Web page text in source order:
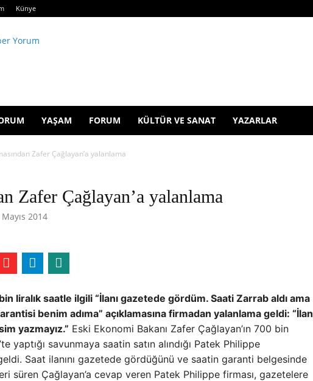
Künye
YAŞAM FORUM KÜLTÜR VE SANAT YAZARLAR
Zafer Çağlayan’a yalanlama
Zafer Çağlayan’a yalanlama
2014
liralık saatle ilgili “İlanı gazetede gördüm. Saati Zarrab aldı ama
benim adıma” açıklamasına firmadan yalanlama geldi: “İlan
yazmayız.” Eski Ekonomi Bakanı Zafer Çağlayan’ın 700 bin
yaptığı savunmaya saatin satın alındığı Patek Philippe
Saat ilanını gazetede gördüğünü ve saatin garanti belgesinde
süren Çağlayan’a cevap veren Patek Philippe firması, gazetelere